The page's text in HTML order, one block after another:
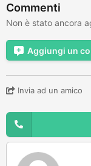
Commenti
Non è stato ancora
Aggiungi un
Invia ad un amico